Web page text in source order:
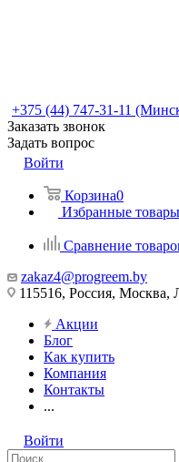
+375 (44) 747-31-11
Заказать звонок
Задать вопрос
Войти
Корзина0
Избранные товары
Сравнение
zakaz4@progreem.by
115516, Россия, Москва,
Акции
Блог
Как купить
Компания
Контакты
...
Войти